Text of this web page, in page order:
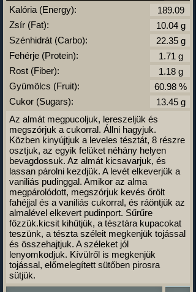
Kalória (Energy):
Zsír (Fat):
Szénhidrát (Carbo):
Fehérje (Protein):
Rost (Fiber):
Gyümölcs (Fruit):
Cukor (Sugars):
Az almát megpucoljuk, lereszeljük és
megszórjuk a cukorral. Állni hagyjuk.
Közben kinyújtjuk a leveles tésztát, 8 részre
osztjuk, az egyik felüket néhány helyen
bevagdossuk. Az almát kicsavarjuk, és
lassan párolni kezdjük. A levét elkeverjük a
vaniliás pudinggal. Amikor az alma
megpárolódott, megszórjuk kevés őrölt
fahéjjal és a vaniliás cukorral, és ráöntjük az
almalével elkevert pudinport. Sűrűre
főzzük.kicsit kihűtjük, a tésztára kupacokat
teszünk, a tészta széleit megkenjük tojással
és összehajtjuk. A széleket jól
lenyomkodjuk. Kívülről is megkenjük
tojással, előmelegített sütőben pirosra
sütjük.